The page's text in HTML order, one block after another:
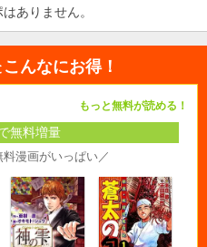
ありません。
こんなにお得！
もっと無料が読める！
無料増量
漫画がいっぱい／